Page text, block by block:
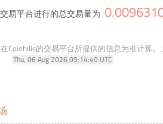
易平台进行的总交易量为 0.
Coinhills的交易平台所提供的信息为准计算。
Thu, 06 Aug 2026 09:14:40 UTC